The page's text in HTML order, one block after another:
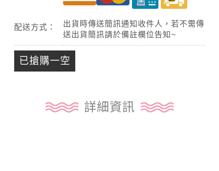
配送方式：
出貨時傳送簡訊通知收件人，若不需傳
送出貨簡訊請於備註欄位告知~
已搶購一空
詳細資訊